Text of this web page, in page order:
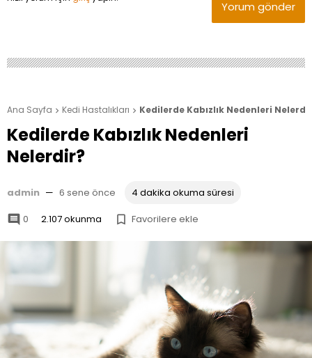
Yorum gönder
Ana Sayfa  Kedi Hastalıkları  Kedilerde Kabızlık Nedenleri
Kedilerde Kabızlık Nedenleri
Nelerdir?
admin — 6 sene önce 4 dakika okuma süresi
 0 2.107 okunma  Favorilere ekle